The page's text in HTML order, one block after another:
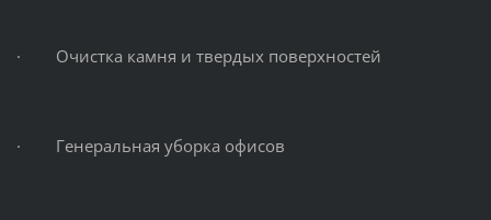
· Очистка камня и твердых поверхностей
· Генеральная уборка офисов